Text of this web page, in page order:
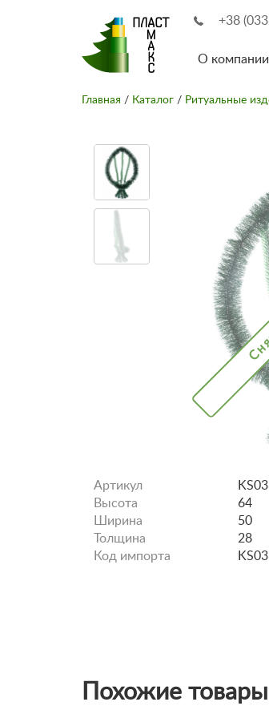
+38
О компании
Главная / Каталог / Ритуальные
Артикул
Высота
64
Ширина
50
Толщина
28
Код импорта
Похожие